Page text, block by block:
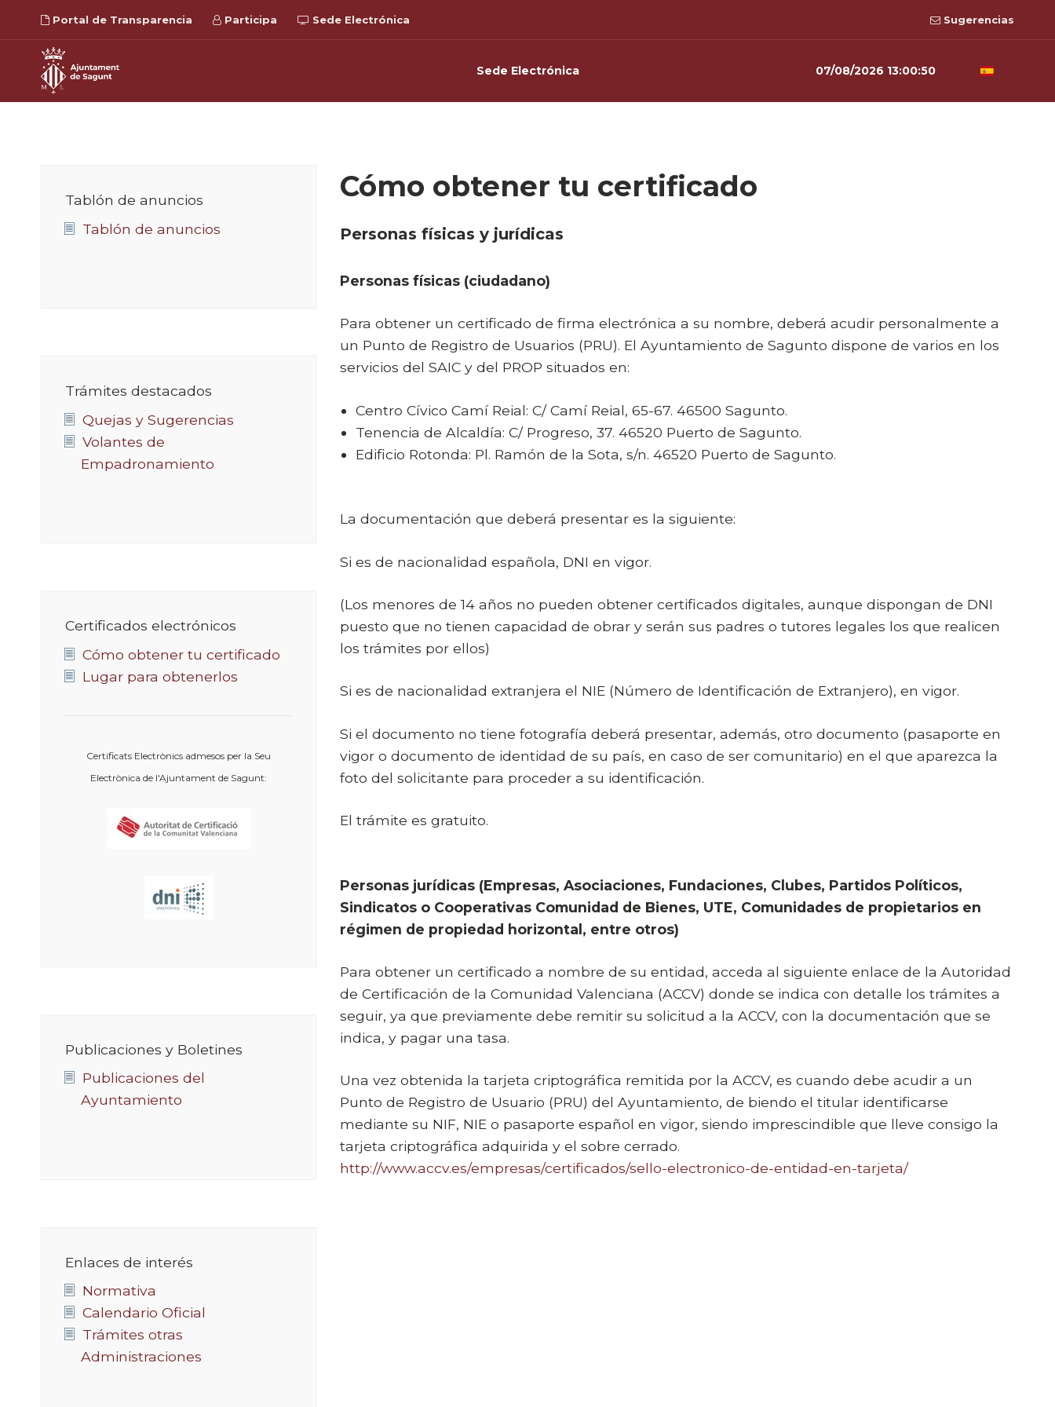
Portal de Transparencia Participa Sede Electrónica Sugerencias
Sede Electrónica 07/08/2026 13:00:50
Tablón de anuncios
Tablón de anuncios
Trámites destacados
Quejas y Sugerencias
Volantes de
Empadronamiento
Certificados electrónicos
Cómo obtener tu certificado
Lugar para obtenerlos
Certificats Electrònics admesos per la Seu
Electrònica de l'Ajuntament de Sagunt:
Publicaciones y Boletines
Publicaciones del
Ayuntamiento
Enlaces de interés
Normativa
Calendario Oficial
Trámites otras
Administraciones
Cómo obtener tu certificado
Personas físicas y jurídicas
Personas físicas (ciudadano)
Para obtener un certificado de firma electrónica a su nombre, deberá acudir personalmente a
un Punto de Registro de Usuarios (PRU). El Ayuntamiento de Sagunto dispone de varios en los
servicios del SAIC y del PROP situados en:
Centro Cívico Camí Reial: C/ Camí Reial, 65-67. 46500 Sagunto.
Tenencia de Alcaldía: C/ Progreso, 37. 46520 Puerto de Sagunto.
Edificio Rotonda: Pl. Ramón de la Sota, s/n. 46520 Puerto de Sagunto.
La documentación que deberá presentar es la siguiente:
Si es de nacionalidad española, DNI en vigor.
(Los menores de 14 años no pueden obtener certificados digitales, aunque dispongan de DNI
puesto que no tienen capacidad de obrar y serán sus padres o tutores legales los que realicen
los trámites por ellos)
Si es de nacionalidad extranjera el NIE (Número de Identificación de Extranjero), en vigor.
Si el documento no tiene fotografía deberá presentar, además, otro documento (pasaporte en
vigor o documento de identidad de su país, en caso de ser comunitario) en el que aparezca la
foto del solicitante para proceder a su identificación.
El trámite es gratuito.
Personas jurídicas (Empresas, Asociaciones, Fundaciones, Clubes, Partidos Políticos,
Sindicatos o Cooperativas Comunidad de Bienes, UTE, Comunidades de propietarios en
régimen de propiedad horizontal, entre otros)
Para obtener un certificado a nombre de su entidad, acceda al siguiente enlace de la Autoridad
de Certificación de la Comunidad Valenciana (ACCV) donde se indica con detalle los trámites a
seguir, ya que previamente debe remitir su solicitud a la ACCV, con la documentación que se
indica, y pagar una tasa.
Una vez obtenida la tarjeta criptográfica remitida por la ACCV, es cuando debe acudir a un
Punto de Registro de Usuario (PRU) del Ayuntamiento, de biendo el titular identificarse
mediante su NIF, NIE o pasaporte español en vigor, siendo imprescindible que lleve consigo la
tarjeta criptográfica adquirida y el sobre cerrado.
http://www.accv.es/empresas/certificados/sello-electronico-de-entidad-en-tarjeta/